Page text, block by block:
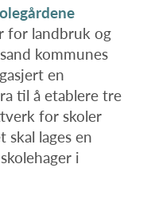
for landbruk og
kommunes
en
til å etablere tre
for skoler
skal lages en
i